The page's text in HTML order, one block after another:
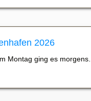
2026
Montag ging es morgens...